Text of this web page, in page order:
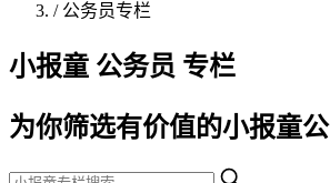
/ 公务员专栏
小报童 公务员 专栏
为你筛选有价值的小报童